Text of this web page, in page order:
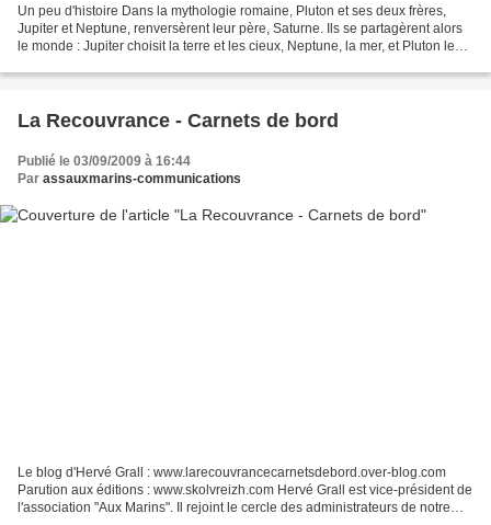
Un peu d'histoire Dans la mythologie romaine, Pluton et ses deux frères,
Jupiter et Neptune, renversèrent leur père, Saturne. Ils se partagèrent alors
le monde : Jupiter choisit la terre et les cieux, Neptune, la mer, et Pluton le
La Recouvrance - Carnets de bord
Publié le 03/09/2009 à 16:44
Par assauxmarins-communications
Le blog d'Hervé Grall : www.larecouvrancecarnetsdebord.over-blog.com
Parution aux éditions : www.skolvreizh.com Hervé Grall est vice-président de
l'association "Aux Marins". Il rejoint le cercle des administrateurs de notre